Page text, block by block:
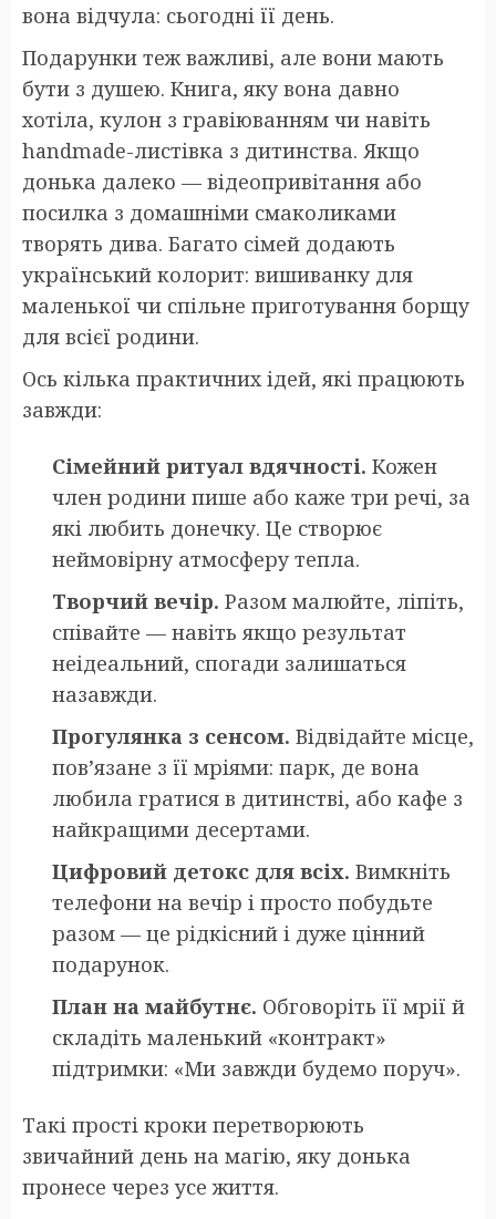
вона відчула: сьогодні її день.
Подарунки теж важливі, але вони мають
бути з душею. Книга, яку вона давно
хотіла, кулон з гравіюванням чи навіть
handmade-листівка з дитинства. Якщо
донька далеко — відеопривітання або
посилка з домашніми смаколиками
творять дива. Багато сімей додають
український колорит: вишиванку для
маленької чи спільне приготування борщу
для всієї родини.
Ось кілька практичних ідей, які працюють
завжди:
Сімейний ритуал вдячності. Кожен
член родини пише або каже три речі, за
які любить донечку. Це створює
неймовірну атмосферу тепла.
Творчий вечір. Разом малюйте, ліпіть,
співайте — навіть якщо результат
неідеальний, спогади залишаться
назавжди.
Прогулянка з сенсом. Відвідайте місце,
пов’язане з її мріями: парк, де вона
любила гратися в дитинстві, або кафе з
найкращими десертами.
Цифровий детокс для всіх. Вимкніть
телефони на вечір і просто побудьте
разом — це рідкісний і дуже цінний
подарунок.
План на майбутнє. Обговоріть її мрії й
складіть маленький «контракт»
підтримки: «Ми завжди будемо поруч».
Такі прості кроки перетворюють
звичайний день на магію, яку донька
пронесе через усе життя.